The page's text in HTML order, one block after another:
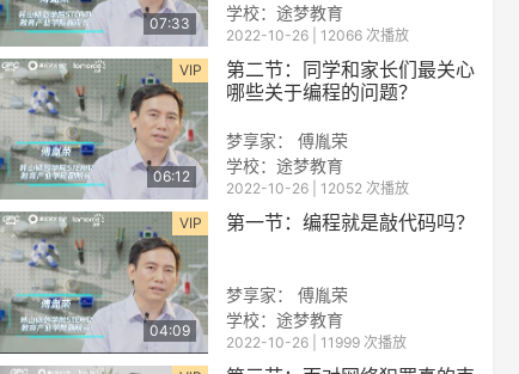
07:33
学校： 途梦教育
2022-10-26 | 12066 次播放
VIP
06:12
第二节：同学和家长们最关心
哪些关于编程的问题？
梦享家： 傅胤荣
学校： 途梦教育
2022-10-26 | 12052 次播放
VIP
04:09
第一节：编程就是敲代码吗？
梦享家： 傅胤荣
学校： 途梦教育
2022-10-26 | 11999 次播放